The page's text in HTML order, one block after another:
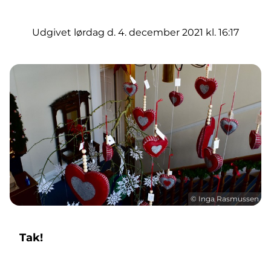
Udgivet lørdag d. 4. december 2021 kl. 16:17
© Inga Rasmussen
Tak!